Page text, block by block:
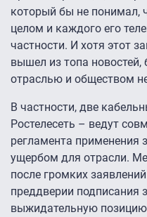
который бы не понимал,
целом и каждого его
частности. И хотя этот
вышел из топа новостей,
отраслью и обществом
В частности, две
Ростелесеть – ведут
регламента применения
ущербом для отрасли.
после громких
преддверии подписания
выжидательную